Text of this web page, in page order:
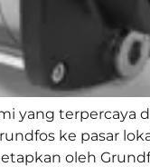
yang terpercaya
ke pasar
oleh